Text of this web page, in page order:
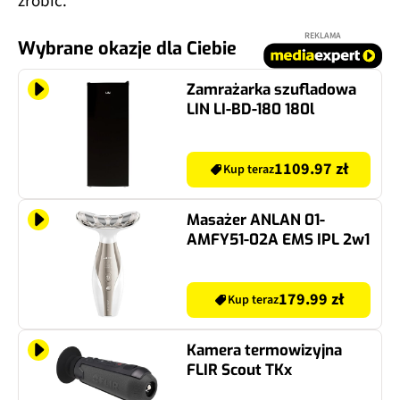
Wybrane okazje dla Ciebie
REKLAMA
Zamrażarka szufladowa
LIN LI-BD-180 180l
Kup teraz1109.97 zł
Masażer ANLAN 01-
AMFY51-02A EMS IPL 2w1
Kup teraz179.99 zł
Kamera termowizyjna
FLIR Scout TKx